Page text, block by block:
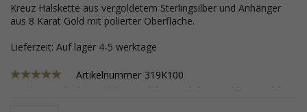
Kreuz Halskette aus vergoldetem Sterlingsilber und Anhänger
aus 8 Karat Gold mit polierter Oberfläche.
Lieferzeit: Auf lager 4-5 werktage
Artikelnummer 319K100